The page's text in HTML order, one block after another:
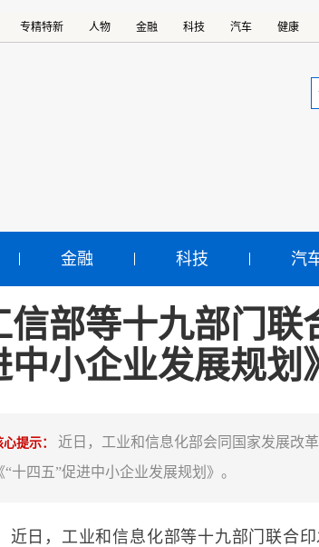
专精特新 人物 金融 科技 汽车 健康
金融 科技 汽
信部等十九部门联
中小企业发展规划
心提示： 近日，工业和信息化部会同国家发展改
“十四五”促进中小企业发展规划》。
，工业和信息化部等十九部门联合印